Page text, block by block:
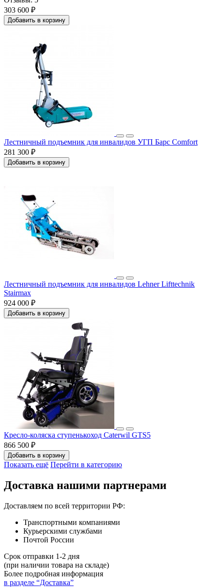
303 600 ₽
Добавить в корзину
Лестничный подъемник для инвалидов УГП Барс Comfort
281 300 ₽
Добавить в корзину
Лестничный подъемник для инвалидов Lehner Lifttechnik
Stairmax
924 000 ₽
Добавить в корзину
Кресло-коляска ступенькоход Caterwil GTS5
866 500 ₽
Добавить в корзину
Показать ещё Перейти в категорию
Доставка нашими партнерами
Доставляем по всей территории РФ:
Транспортными компаниями
Курьерскими службами
Почтой России
Срок отправки 1-2 дня
(при наличии товара на складе)
Более подробная информация
в разделе “Доставка”